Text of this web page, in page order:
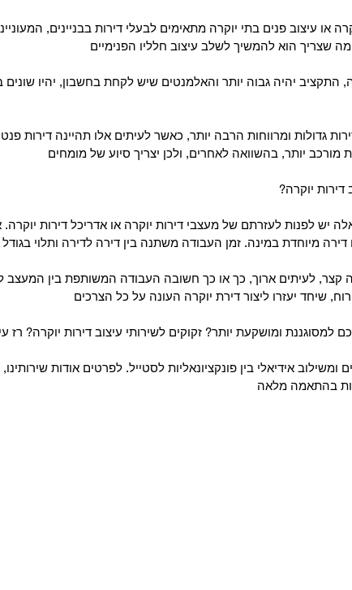
או עיצוב פנים בתי יוקרה מתאימים לבעלי דירות בבניינים,
שצריך הוא להמשיך לשלב עיצוב חלליו הפנימיים
התקציב יהיה גבוה יותר והאלמנטים שיש לקחת בחשבון, יהיו שונים
גדולות ומרווחות הרבה יותר, כאשר לעיתים אלו תהיינה דירות
מורכב יותר, בהשוואה לאחרים, ולכן יצריך סיוע של מומחים
דירות יוקרה
יש לפנות לעזרתם של מעצבי דירות יוקרה או אדריכל דירות
דירה מיוחדת במינה. זמן העבודה משתנה בין דירה לדירה ותלוי
קצר, לעיתים ארוך, כך או כך חשובה העבודה המשותפת בין המעצב
שיחד יעזרו ליצור דירת יוקרה העונה על כל הצרכים
למסוגננת ומושקעת יותר? זקוקים לשירותי עיצוב דירות יוקרה? רז